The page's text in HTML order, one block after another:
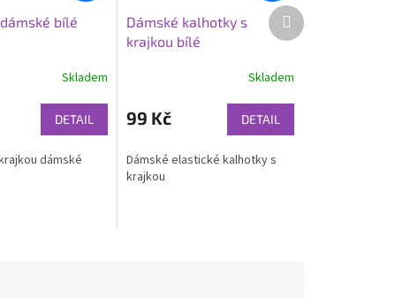
bílé
Skladem
DETAIL
dámské
Dámské kalhotky s
krajkou bílé
Skladem
99 Kč DETAIL
Dámské elastické kalhotky s
krajkou
Další
produkt